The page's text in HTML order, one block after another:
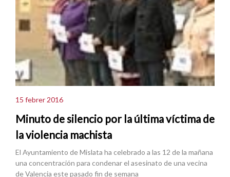
15 febrer 2016
Minuto de silencio por la última víctima de
la violencia machista
El Ayuntamiento de Mislata ha celebrado a las 12 de la mañana
una concentración para condenar el asesinato de una vecina
de Valencia este pasado fin de semana